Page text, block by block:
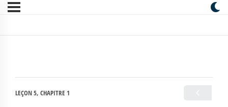
LEÇON 5, CHAPITRE 1